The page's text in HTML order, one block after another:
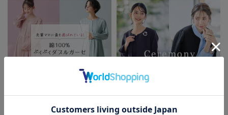
お気に入り商品を確認する
先輩ママに最も選ばれている!ぷく
着回しが効く最新ハレの日スタイル